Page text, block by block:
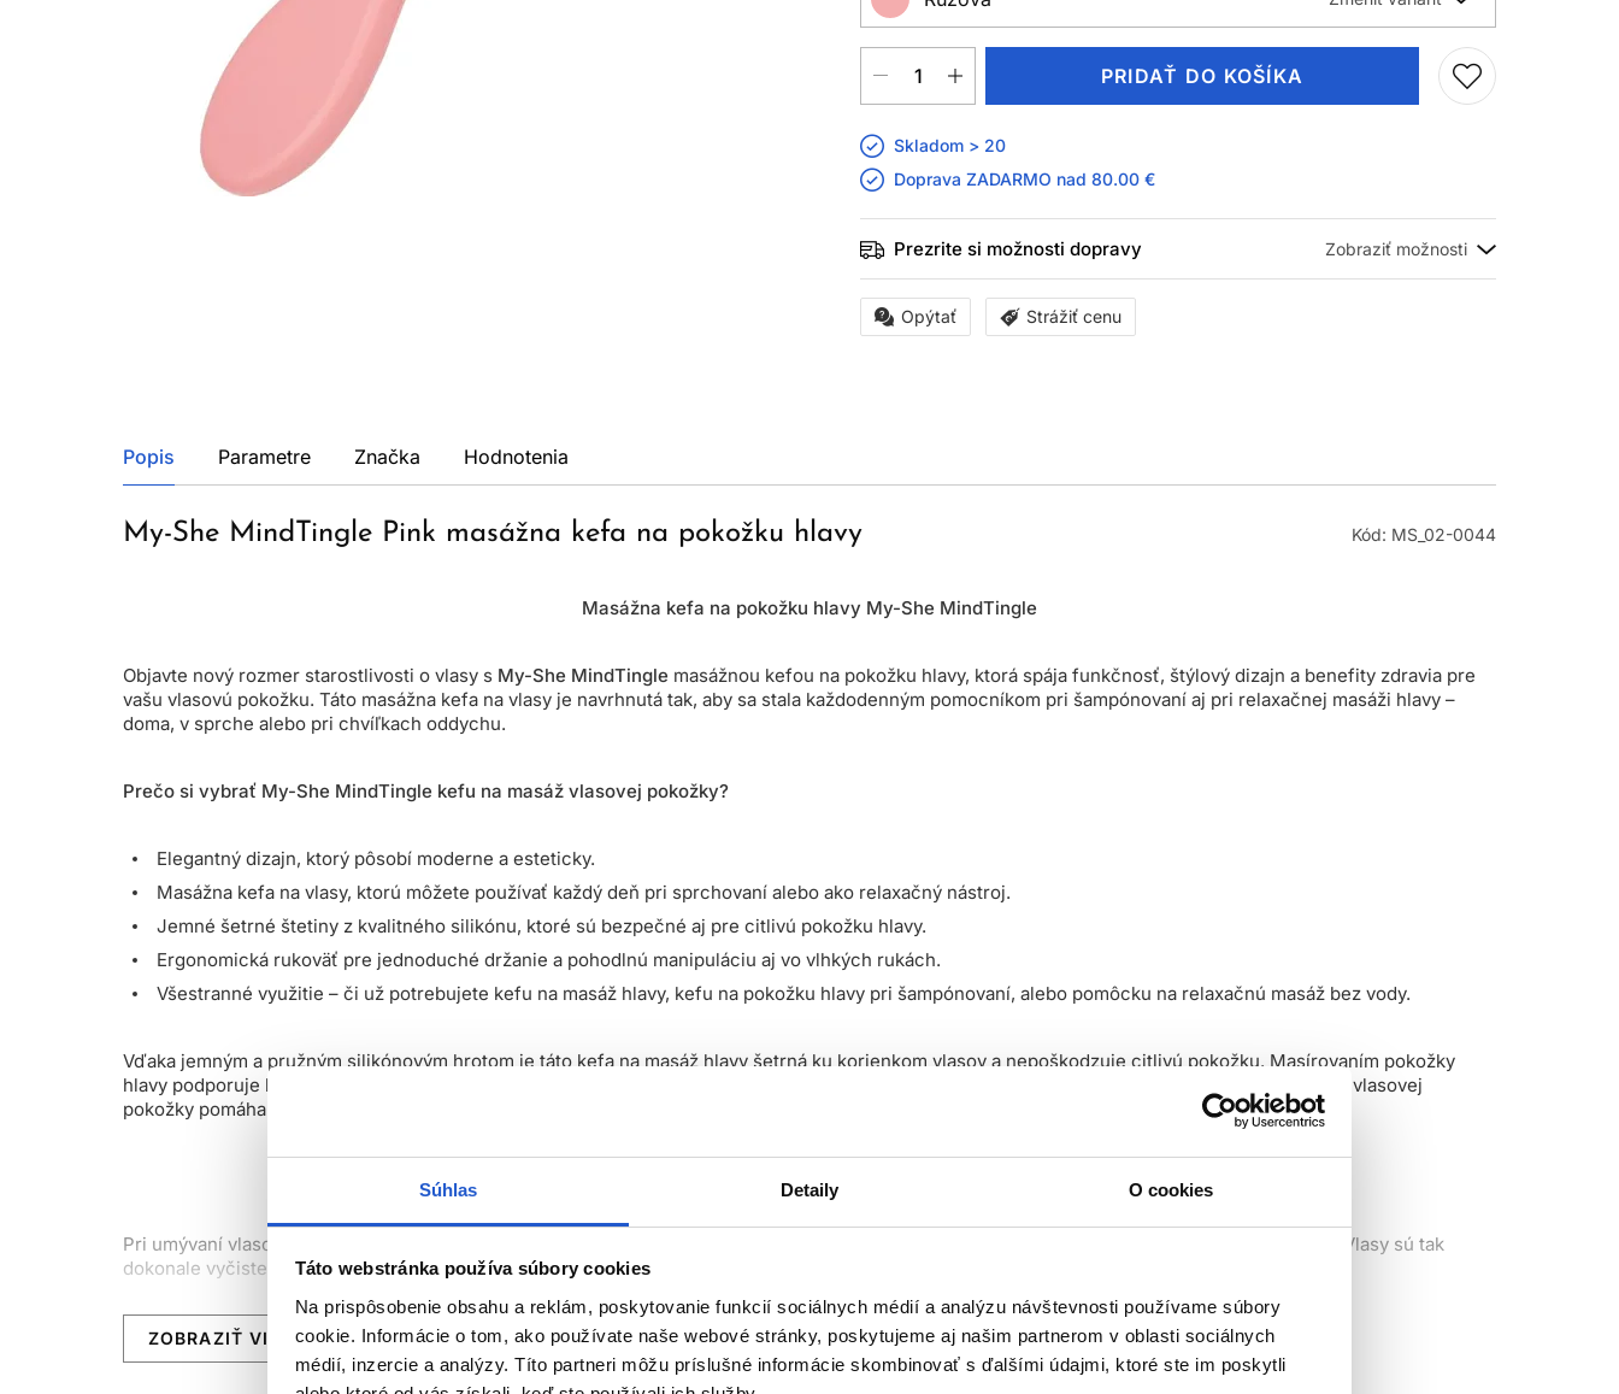
Súhlas Detaily O cookies
Táto webstránka používa súbory cookies
Na prispôsobenie obsahu a reklám, poskytovanie funkcií sociálnych médií a analýzu návštevnosti používame súbory
cookie. Informácie o tom, ako používate naše webové stránky, poskytujeme aj našim partnerom v oblasti sociálnych
médií, inzercie a analýzy. Títo partneri môžu príslušné informácie skombinovať s ďalšími údajmi, ktoré ste im poskytli
PRIDAŤ DO KOŠÍKA
Skladom > 20
Doprava ZADARMO nad 80.00 €
Prezrite si možnosti dopravy
Opýtať Strážiť cenu
Popis Parametre Značka Hodnotenia
My-She MindTingle Pink masážna kefa na pokožku hlavy Kód: MS_02-0044
Masážna kefa na pokožku hlavy My-She MindTingle
Objavte nový rozmer starostlivosti o vlasy s My-She MindTingle masážnou kefou na pokožku hlavy, ktorá spája funkčnosť, štýlový dizajn a benefity zdravia pre
vašu vlasovú pokožku. Táto masážna kefa na vlasy je navrhnutá tak, aby sa stala každodenným pomocníkom pri šampónovaní aj pri relaxačnej masáži hlavy –
doma, v sprche alebo pri chvíľkach oddychu.
Prečo si vybrať My-She MindTingle kefu na masáž vlasovej pokožky?
Elegantný dizajn, ktorý pôsobí moderne a esteticky.
Masážna kefa na vlasy, ktorú môžete používať každý deň pri sprchovaní alebo ako relaxačný nástroj.
Jemné šetrné štetiny z kvalitného silikónu, ktoré sú bezpečné aj pre citlivú pokožku hlavy.
Ergonomická rukoväť pre jednoduché držanie a pohodlnú manipuláciu aj vo vlhkých rukách.
Všestranné využitie – či už potrebujete kefu na masáž hlavy, kefu na pokožku hlavy pri šampónovaní, alebo pomôcku na relaxačnú masáž bez vody.
Vďaka jemným a pružným silikónovým hrotom je táto kefa na masáž hlavy šetrná ku korienkom vlasov a nepoškodzuje citlivú pokožku. Masírovaním pokožky
hlavy podporuje krvný obeh, stimuluje vlasové folikuly a prispieva k prirodzenému rastu silnejších a zdravších vlasov. Navyše, pravidelná masáž vlasovej
pokožky pomáha zmierňovať stres, uvoľňuje napätie a prináša príjemný pocit relaxu.
Pri umývaní vlasov sa masážna kefa na pokožku hlavy postará o rovnomerné nanesenie šampónu a jeho zapracovanie do každej časti pokožky. Vlasy sú tak
dokonale vyčistené a ošetrené od korienkov až po končeky.
Ako kefa na suchú masáž prináša okamžité uvoľnenie, upokojuje pokožku a pomáha odstraňovať každodenné napätie.
ZOBRAZIŤ VIAC